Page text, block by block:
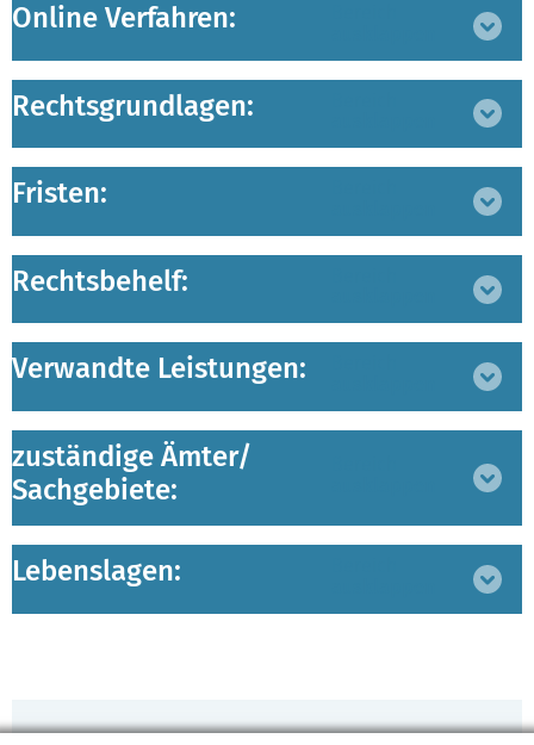
Online Verfahren:
Rechtsgrundlagen:
Fristen:
Rechtsbehelf:
Verwandte Leistungen:
zuständige Ämter/
Sachgebiete:
Lebenslagen: